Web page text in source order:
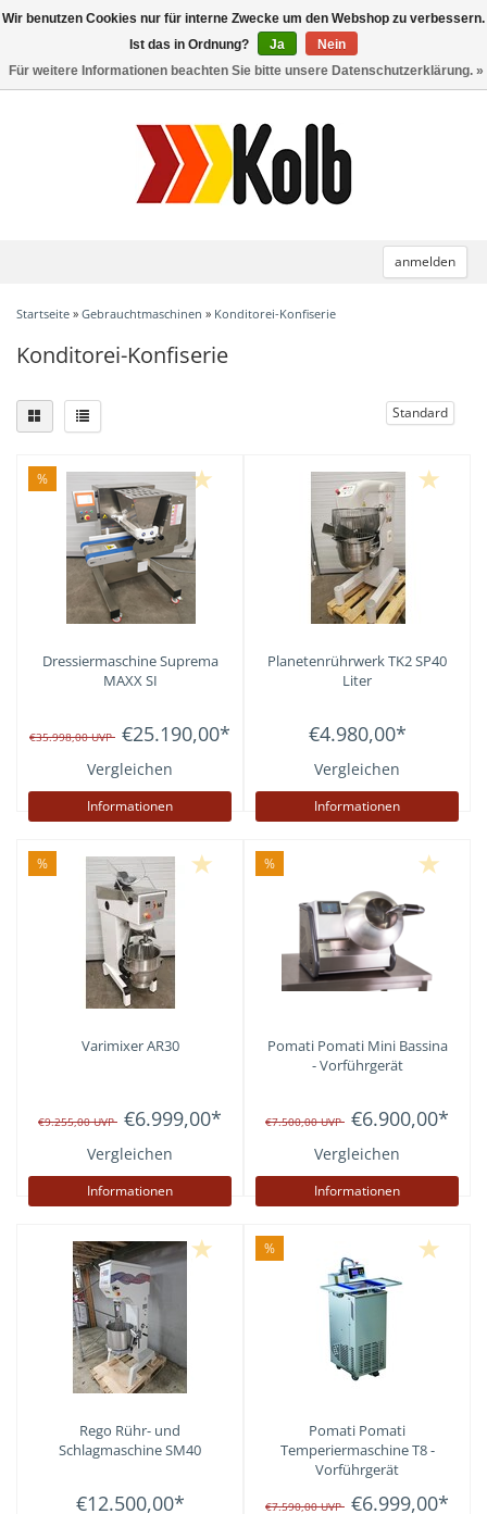
anmelden
Toggle
Startseite » Gebrauchtmaschinen » Konditorei-Konfiserie
Konditorei-Konfiserie
Standard
%
Dressiermaschine Suprema
MAXX SI
€35.998,00UVP €25.190,00*
Vergleichen
Informationen
Planetenrührwerk TK2 SP40
Liter
€4.980,00*
Vergleichen
Informationen
%
Varimixer AR30
€9.255,00UVP €6.999,00*
Vergleichen
Informationen
%
PomatiPomati Mini Bassina
- Vorführgerät
€7.500,00UVP €6.900,00*
Vergleichen
Informationen
Rego Rühr- und
Schlagmaschine SM40
€12.500,00*
%
Pomati Pomati
Temperiermaschine T8 -
Vorführgerät
€7.590,00UVP €6.999,00*
Wir benutzen Cookies nur für interne Zwecke um den Webshop zu verbessern.
Ist das in Ordnung?
Ja
Nein
Für weitere Informationen beachten Sie bitte unsere Datenschutzerklärung. »